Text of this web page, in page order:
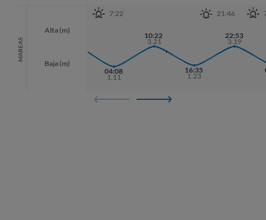
MAREAS
Alta (m)
Baja (m)
7:22 21:46
21:49
04:08
1.11
10:22
3.21
16:35
1.23
22:53
3.19
22:53
3.19